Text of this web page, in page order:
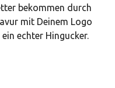
bekommen durch
mit Deinem Logo
echter Hingucker.